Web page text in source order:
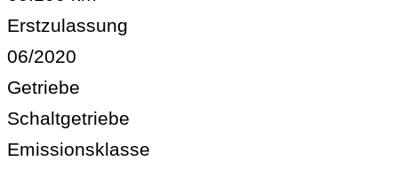
Erstzulassung
06/2020
Getriebe
Schaltgetriebe
Emissionsklasse